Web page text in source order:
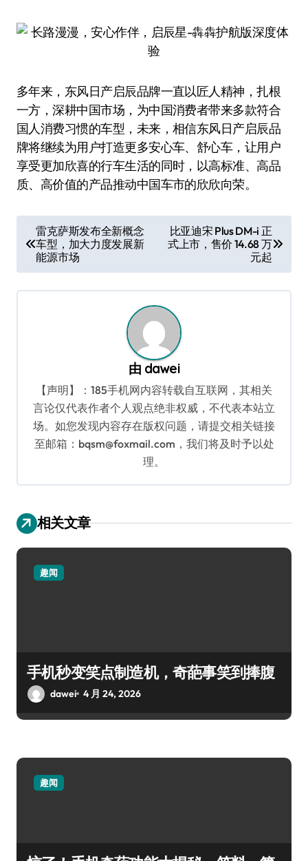
多年来，东风日产启辰品牌一直以匠人精神，扎根
一方，深耕中国市场，为中国消费者带来多款符合
国人消费习惯的车型，未来，相信东风日产启辰品
牌将继续为用户打造更多安心车、舒心车，让用户
享受更加欣喜的行车生活的同时，以高标准、高品
质、高价值的产品推动中国车市的欣欣向荣。
章
导
航
雷克萨斯发布全新概念
车型，加大力度发展新
能源市场
比亚迪宋 Plus DM-i 正
式上市，售价 14.68 万
元起
由 dawei
【声明】：185手机网内容转载自互联网，其相关
言论仅代表作者个人观点绝非权威，不代表本站立
场。如您发现内容存在版权问题，请提交相关链接
至邮箱：bqsm@foxmail.com，我们将及时予以处
理。
相关文章
趣闻
手机秒变笑点制造机，奇葩事笑到捧腹
dawei 4 月 24, 2026
趣闻